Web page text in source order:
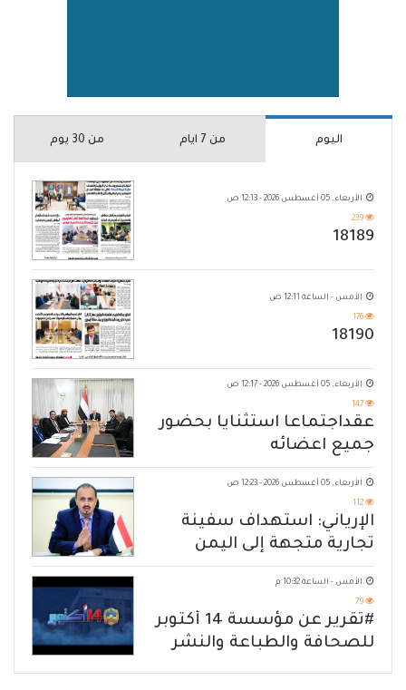
اليوم من 7 ايام من 30 يوم
الأربعاء, 05 أغسطس 2026 - 12:13 ص
239
18189
الأمس - الساعة 12:11 ص
176
18190
الأربعاء, 05 أغسطس 2026 - 12:17 ص
147
عقداجتماعا استثنايا بحضور
جميع اعضائه
الأربعاء, 05 أغسطس 2026 - 12:23 ص
112
الإرياني: استهداف سفينة
تجارية متجهة إلى اليمن
يكشف حصار الحوثي للشعب
الأمس - الساعة 10:32 م
79
#تقرير عن مؤسسة 14 أكتوبر
للصحافة والطباعة والنشر